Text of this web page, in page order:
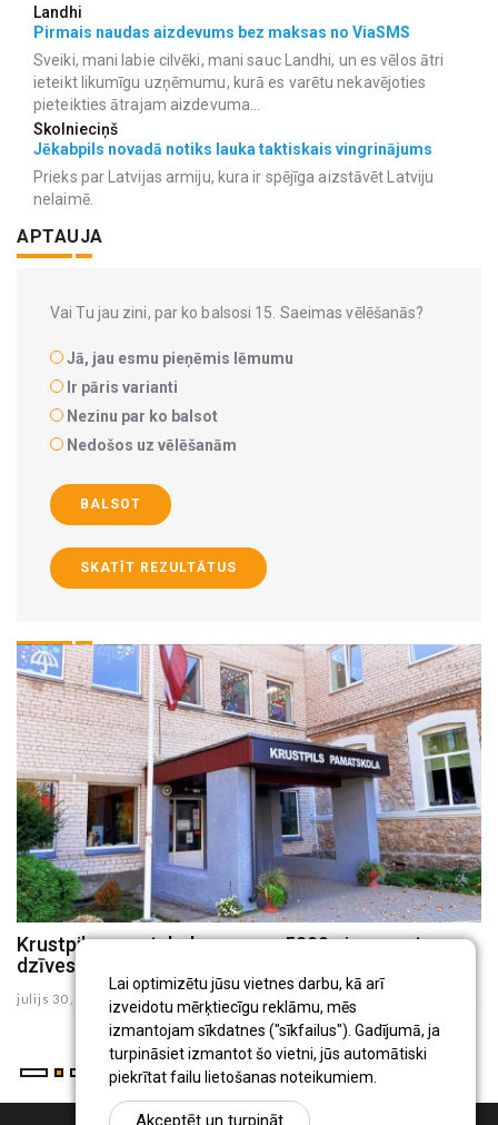
Lai optimizētu jūsu vietnes darbu, kā arī
izveidotu mērķtiecīgu reklāmu, mēs
izmantojam sīkdatnes ("sīkfailus"). Gadījumā, ja
turpināsiet izmantot šo vietni, jūs automātiski
piekrītat failu lietošanas noteikumiem.
Akceptēt un turpināt
Landhi
Pirmais naudas aizdevums bez maksas no ViaSMS
Sveiki, mani labie cilvēki, mani sauc Landhi, un es vēlos ātri
ieteikt likumīgu uzņēmumu, kurā es varētu nekavējoties
pieteikties ātrajam aizdevuma...
Skolnieciņš
Jēkabpils novadā notiks lauka taktiskais vingrinājums
Prieks par Latvijas armiju, kura ir spējīga aizstāvēt Latviju
nelaimē.
APTAUJA
Vai Tu jau zini, par ko balsosi 15. Saeimas vēlēšanās?
Jā, jau esmu pieņēmis lēmumu
Ir pāris varianti
Nezinu par ko balsot
Nedošos uz vēlēšanām
BALSOT
SKATĪT REZULTĀTUS
Krustpils pamatskola saņems 5000 eiro sporta
dzīves uzlabošanai
julijs 30 , 2026